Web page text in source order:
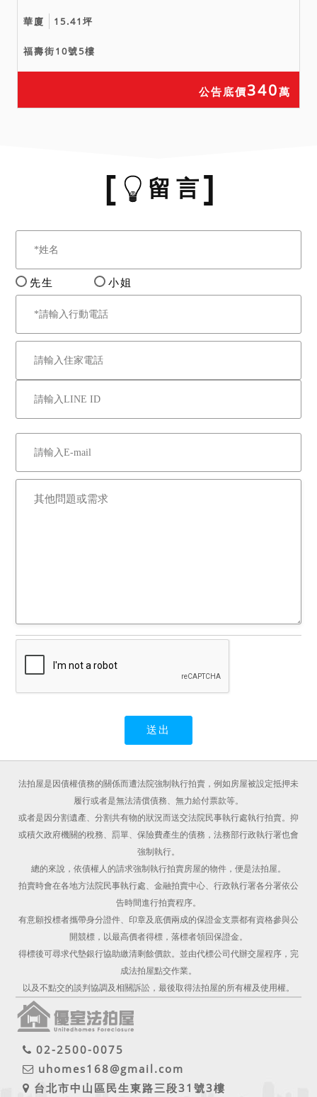
華廈 15.41坪
福壽街10號5樓
公告底價340萬
留 言
先生 小姐
法拍屋是因債權債務的關係而遭法院強制執行拍賣，例如房屋被設定抵押未
履行或者是無法清償債務、無力給付票款等。
或者是因分割遺產、分割共有物的狀況而送交法院民事執行處執行拍賣。抑
或積欠政府機關的稅務、罰單、保險費產生的債務，法務部行政執行署也會
強制執行。
總的來說，依債權人的請求強制執行拍賣房屋的物件，便是法拍屋。
拍賣時會在各地方法院民事執行處、金融拍賣中心、行政執行署各分署依公
告時間進行拍賣程序。
有意願投標者攜帶身分證件、印章及底價兩成的保證金支票都有資格參與公
開競標，以最高價者得標，落標者領回保證金。
得標後可尋求代墊銀行協助繳清剩餘價款。並由代標公司代辦交屋程序，完
成法拍屋點交作業。
以及不點交的談判協調及相關訴訟，最後取得法拍屋的所有權及使用權。
02-2500-0075
uhomes168@gmail.com
台北市中山區民生東路三段31號3樓